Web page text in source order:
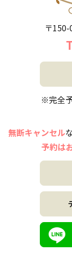
〒
※完全
無断キャンセル
予約は